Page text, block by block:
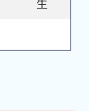
生